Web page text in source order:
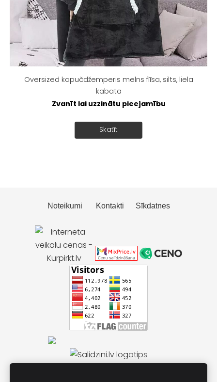
Oversized kapučdžemperis melns flīsa, silts, liela
kabata
Zvanīt lai uzzinātu pieejamību
Skatīt
Noteikumi Kontakti Sīkdatnes